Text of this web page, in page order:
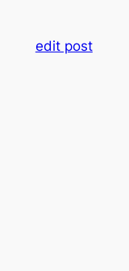
edit post